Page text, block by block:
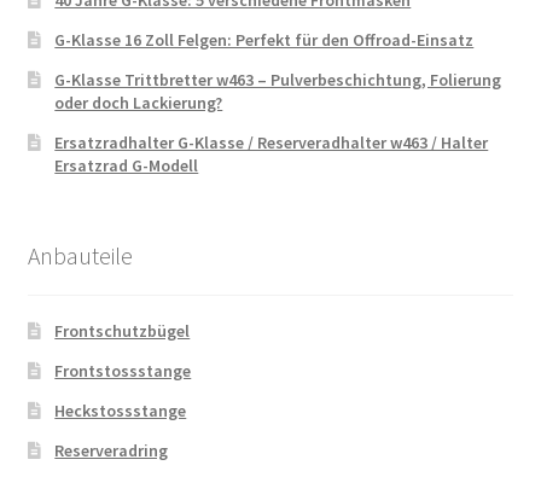
G-Klasse 16 Zoll Felgen: Perfekt für den Offroad-Einsatz
G-Klasse Trittbretter w463 – Pulverbeschichtung, Folierung
oder doch Lackierung?
Ersatzradhalter G-Klasse / Reserveradhalter w463 / Halter
Ersatzrad G-Modell
Anbauteile
Frontschutzbügel
Frontstossstange
Heckstossstange
Reserveradring